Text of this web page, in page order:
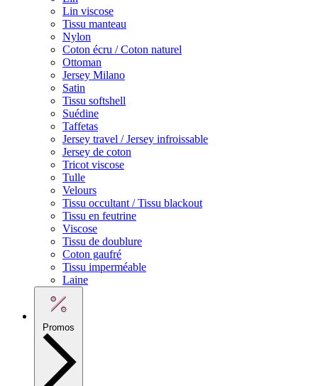
Lin viscose
Tissu manteau
Nylon
Coton écru / Coton naturel
Ottoman
Jersey Milano
Satin
Tissu softshell
Suédine
Taffetas
Jersey travel / Jersey infroissable
Jersey de coton
Tricot viscose
Tulle
Velours
Tissu occultant / Tissu blackout
Tissu en feutrine
Viscose
Tissu de doublure
Coton gaufré
Tissu imperméable
Laine
Promos